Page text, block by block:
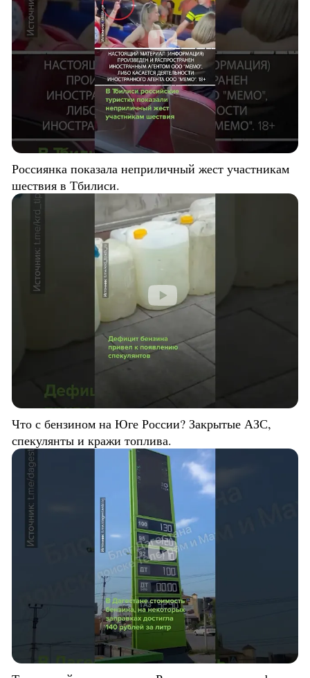
Россиянка показала неприличный жест участникам
шествия в Тбилиси.
Что с бензином на Юге России? Закрытые АЗС,
спекулянты и кражи топлива.